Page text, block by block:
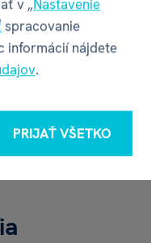
27 mm
63 mm
v „Nastavenie
spracovanie
informácií nájdete
.
PRIJAŤ VŠETKO